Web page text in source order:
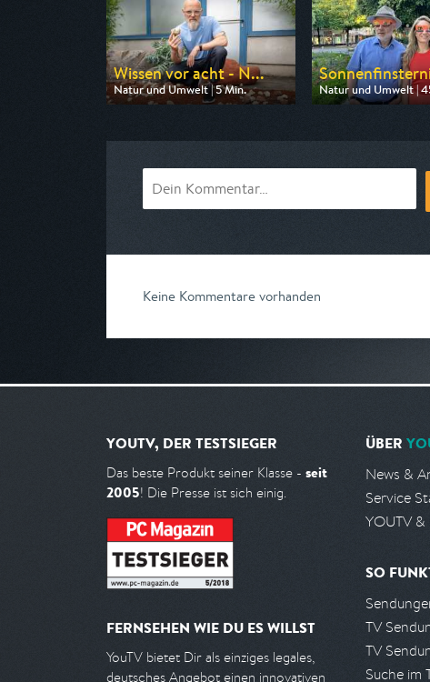
Wissen vor acht - N...
Natur und Umwelt | 5 Min.
Ausgestrahlt von ARD
Natur und Umwelt |
Ausgestrahlt von 3sat
Keine Kommentare vorhanden
YOUTV, DER TESTSIEGER
Das beste Produkt seiner Klasse - seit
2005! Die Presse ist sich einig.
FERNSEHEN WIE DU ES WILLST
YouTV bietet Dir als einziges legales,
deutsches Angebot einen innovativen
ÜBER
News &
Service
YOUTV
SO
TV
TV
Suche im